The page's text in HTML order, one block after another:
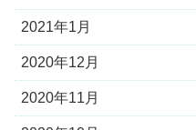
2021年1月
2020年12月
2020年11月